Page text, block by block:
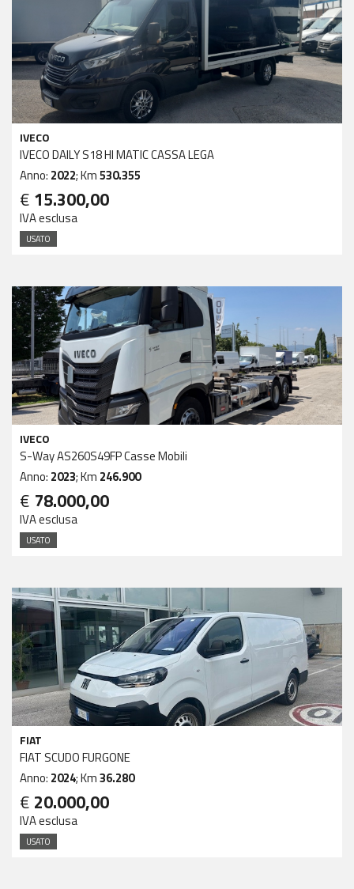
IVECO
IVECO DAILY S18 HI MATIC CASSA LEGA
Anno: 2022; Km530.355
€ 15.300,00
IVA esclusa
USATO
IVECO
S-Way AS260S49FP Casse Mobili
Anno: 2023; Km 246.900
€ 78.000,00
IVA esclusa
USATO
FIAT
FIAT SCUDO FURGONE
Anno: 2024; Km36.280
€ 20.000,00
IVA esclusa
USATO